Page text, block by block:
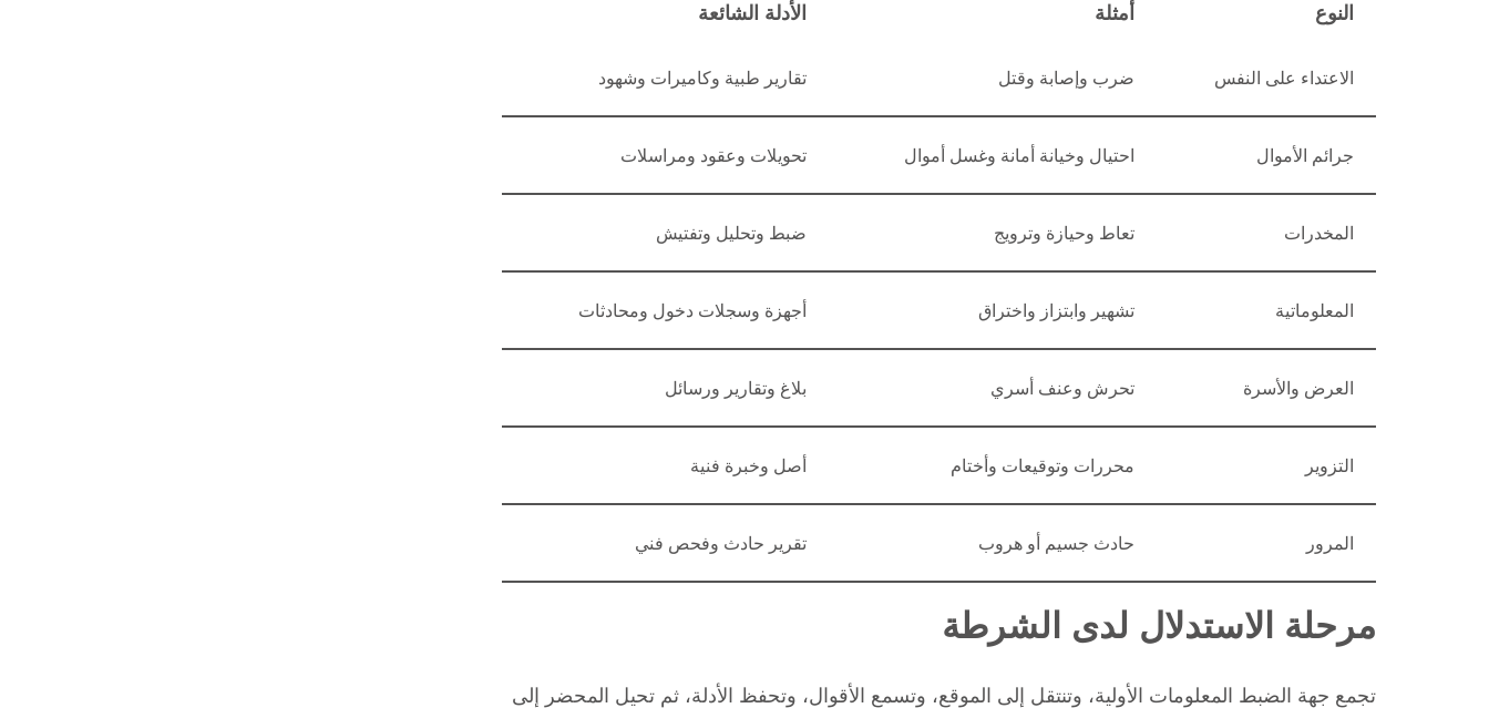
النوع أمثلة الأدلة الشائعة
الاعتداء على النفس ضرب وإصابة وقتل تقارير طبية وكاميرات وشهود
جرائم الأموال احتيال وخيانة أمانة وغسل أموال تحويلات وعقود ومراسلات
المخدرات تعاط وحيازة وترويج ضبط وتحليل وتفتيش
المعلوماتية تشهير وابتزاز واختراق أجهزة وسجلات دخول ومحادثات
العرض والأسرة تحرش وعنف أسري بلاغ وتقارير ورسائل
التزوير محررات وتوقيعات وأختام أصل وخبرة فنية
المرور حادث جسيم أو هروب تقرير حادث وفحص فني
مرحلة الاستدلال لدى الشرطة
تجمع جهة الضبط المعلومات الأولية، وتنتقل إلى الموقع، وتسمع الأقوال، وتحفظ الأدلة، ثم تحيل المحضر إلى